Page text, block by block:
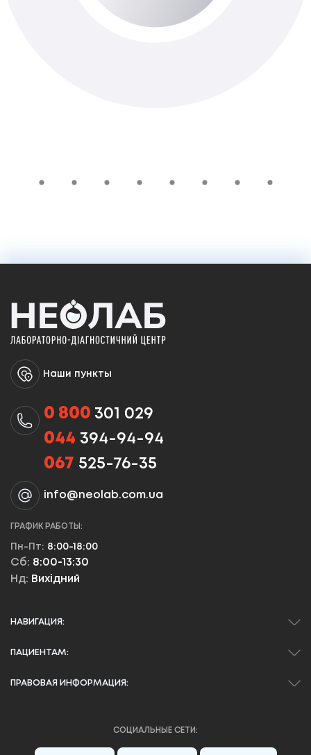
Доступно з виїздом додому
Наши пункты
0 800 301 029
044 394-94-94
067 525-76-35
info@neolab.com.ua
ГРАФИК РАБОТЫ:
Пн-Пт: 8:00-18:00
Сб: 8:00-13:30
Нд: Вихідний
НАВИГАЦИЯ:
ПАЦИЕНТАМ:
ПРАВОВАЯ ИНФОРМАЦИЯ:
СОЦИАЛЬНЫЕ СЕТИ: